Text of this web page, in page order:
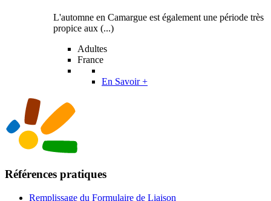
L'automne en Camargue est également une période très
propice aux (...)
Adultes
France
En Savoir +
Références pratiques
Remplissage du Formulaire de Liaison